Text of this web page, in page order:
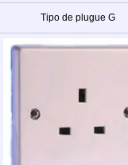
Tipo de plugue G